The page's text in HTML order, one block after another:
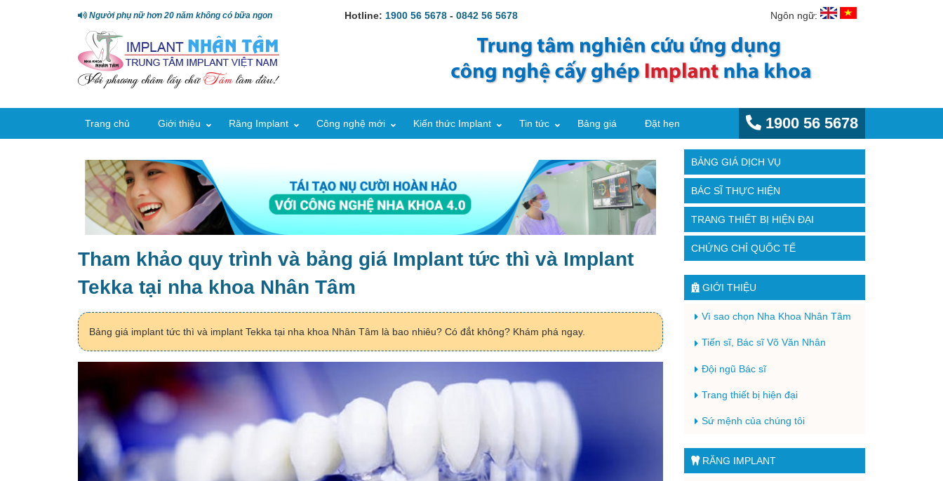
Người phụ nữ hơn 20 năm không có bữa ngon Hotline: 1900 56 5678 -0842 56 5678 Ngôn ngữ:
Trang chủ Giới thiệu Răng Implant Công nghệ mới Kiến thức Implant Tin tức Bảng giá Đặt hẹn 1900 56 5678
Tham khảo quy trình và bảng giá Implant tức thì và Implant
Tekka tại nha khoa Nhân Tâm
Bảng giá implant tức thì và implant Tekka tại nha khoa Nhân Tâm là bao nhiêu? Có đắt không? Khám phá ngay.
BẢNG GIÁ DỊCH VỤ
BÁC SĨ THỰC HIỆN
TRANG THIẾT BỊ HIỆN ĐẠI
CHỨNG CHỈ QUỐC TẾ
GIỚI THIỆU
Vì sao chọn Nha Khoa Nhân Tâm
Tiến sĩ, Bác sĩ Võ Văn Nhân
Đội ngũ Bác sĩ
Trang thiết bị hiện đại
Sứ mệnh của chúng tôi
RĂNG IMPLANT